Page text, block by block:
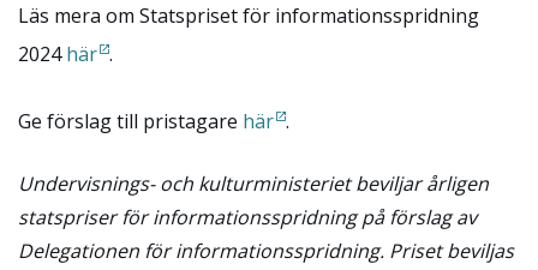
Läs mera om Statspriset för informationsspridning
2024här .
Ge förslag till pristagare här .
Undervisnings- och kulturministeriet beviljar årligen
statspriser för informationsspridning på förslag av
Delegationen för informationsspridning. Priset beviljas